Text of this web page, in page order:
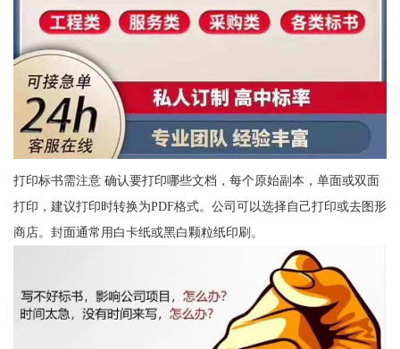
打印标书需注意 确认要打印哪些文档，每个原始副本，单面或双面
打印，建议打印时转换为PDF格式。公司可以选择自己打印或去图形
商店。封面通常用白卡纸或黑白颗粒纸印刷。